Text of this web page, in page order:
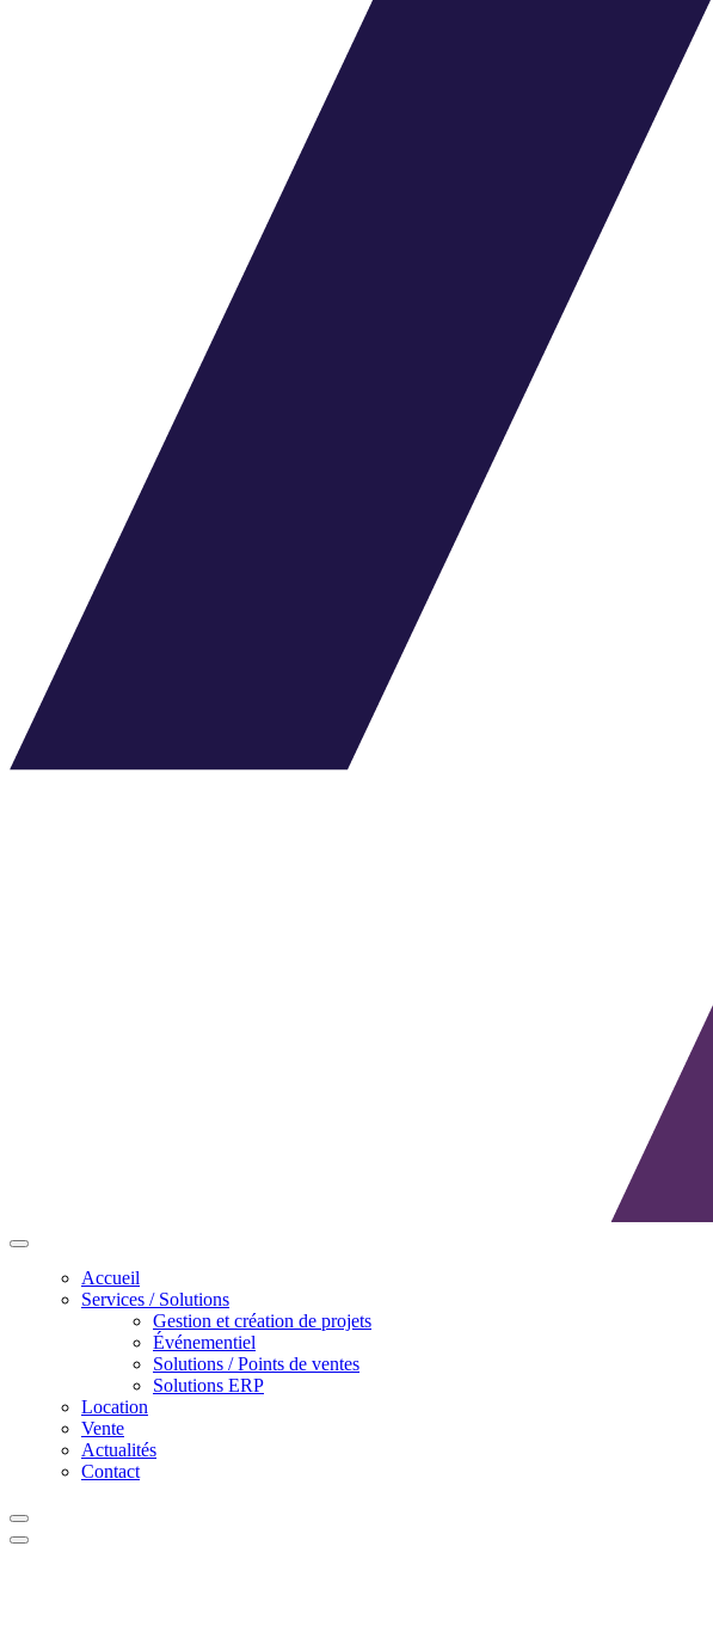
Accueil
Services / Solutions
Gestion et création de projets
Événementiel
Solutions / Points de ventes
Solutions ERP
Location
Vente
Actualités
Contact